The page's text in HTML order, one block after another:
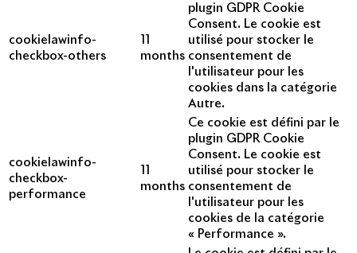
cookielawinfo-
checkbox-others
months
plugin GDPR Cookie
Consent. Le cookie est
utilisé pour stocker le
consentement de
l'utilisateur pour les
cookies dans la catégorie
Autre.
cookielawinfo-
checkbox-
performance
months
Ce cookie est défini par le
plugin GDPR Cookie
Consent. Le cookie est
utilisé pour stocker le
consentement de
l'utilisateur pour les
cookies de la catégorie
« Performance ».